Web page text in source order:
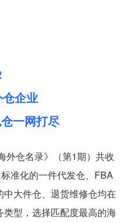
企业
一网打尽
外仓名录》（第1期）共收
准化的一件代发仓、FBA
大件仓、退货维修仓均在
型，选择匹配度最高的海